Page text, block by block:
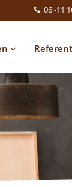
06 -11